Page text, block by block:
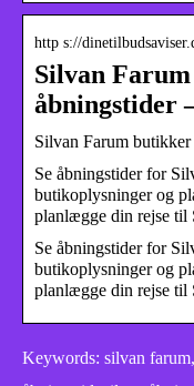
http s://
Silvan
åbningstider
Silvan Farum
Se åbningstider for
butikoplysninger og
planlægge din rejse
Se åbningstider for
butikoplysninger og
planlægge din rejse
Keywords: silvan